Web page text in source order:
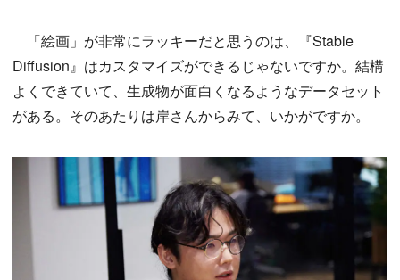
「絵画」が非常にラッキーだと思うのは、『Stable
Diffusion』はカスタマイズができるじゃないですか。結構
よくできていて、生成物が面白くなるようなデータセット
がある。そのあたりは岸さんからみて、いかがですか。